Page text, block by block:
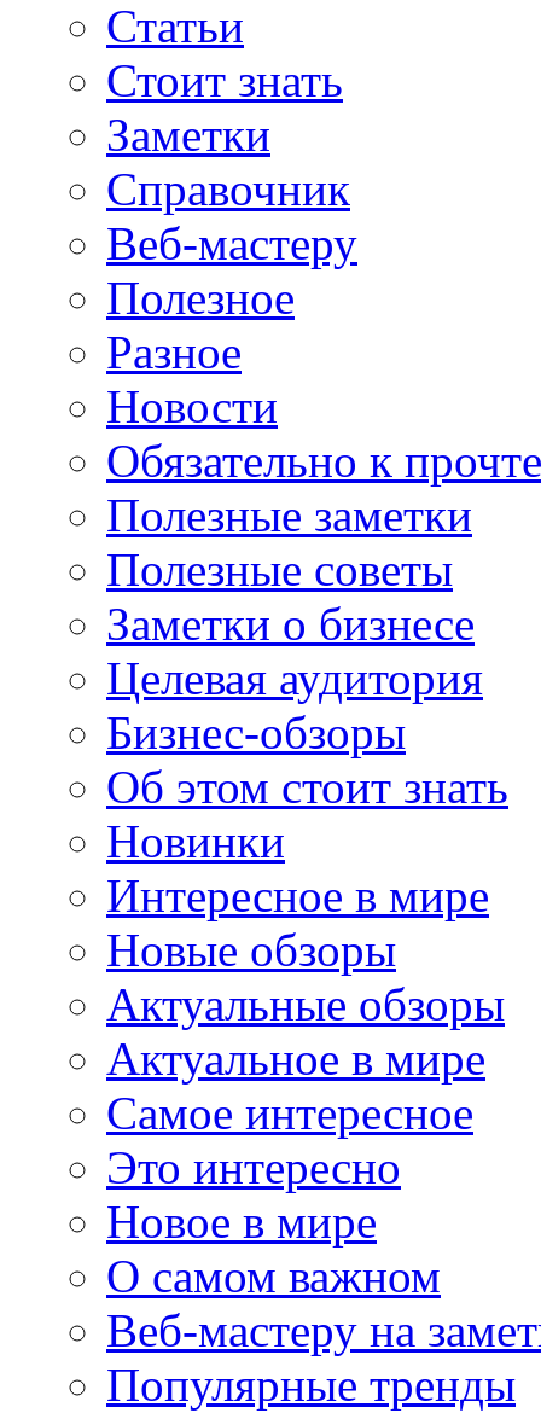
Статьи
Стоит знать
Заметки
Справочник
Веб-мастеру
Полезное
Разное
Новости
Обязательно к
Полезные заметки
Полезные советы
Заметки о бизнесе
Целевая аудитория
Бизнес-обзоры
Об этом стоит знать
Новинки
Интересное в мире
Новые обзоры
Актуальные обзоры
Актуальное в мире
Самое интересное
Это интересно
Новое в мире
О самом важном
Веб-мастеру на
Популярные тренды